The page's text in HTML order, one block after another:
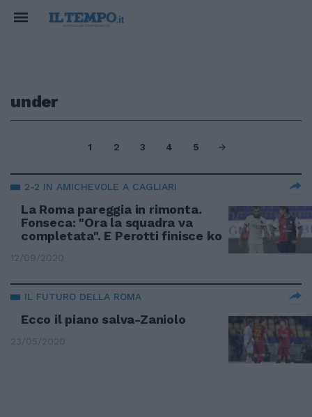
under
1 2 3 4 5
2-2 IN AMICHEVOLE A CAGLIARI
La Roma pareggia in rimonta.
Fonseca: "Ora la squadra va
completata". E Perotti finisce ko
12/09/2020
IL FUTURO DELLA ROMA
Ecco il piano salva-Zaniolo
23/05/2020